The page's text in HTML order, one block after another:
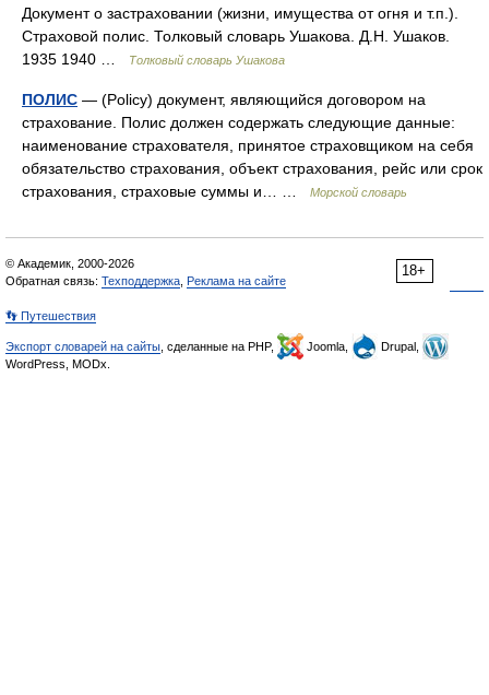
Документ о застраховании (жизни, имущества от огня и т.п.).
Страховой полис. Толковый словарь Ушакова. Д.Н. Ушаков.
1935 1940 …
Толковый словарь Ушакова
ПОЛИС — (Policy) документ, являющийся договором на
страхование. Полис должен содержать следующие данные:
наименование страхователя, принятое страховщиком на себя
обязательство страхования, объект страхования, рейс или срок
страхования, страховые суммы и… …
Морской словарь
18+
© Академик, 2000-2026
Обратная связь: Техподдержка Реклама на сайте
👣 Путешествия
Экспорт словарей на сайты , сделанные на PHP, Joomla,
Drupal,
WordPress, MODx.